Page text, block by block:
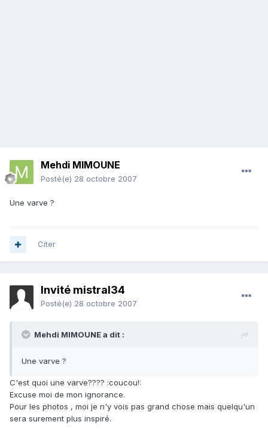
Mehdi MIMOUNE
Posté(e) 28 octobre 2007
Une varve ?
Citer
Invité mistral34
Posté(e) 28 octobre 2007
Mehdi MIMOUNE a dit :
Une varve ?
C'est quoi une varve???? :coucou!:
Excuse moi de mon ignorance.
Pour les photos , moi je n'y vois pas grand chose mais quelqu'un
sera surement plus inspiré.